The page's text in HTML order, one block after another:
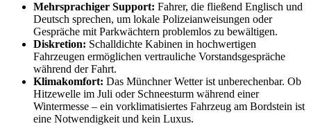
Mehrsprachiger Support: Fahrer, die fließend Englisch und
Deutsch sprechen, um lokale Polizeianweisungen oder
Gespräche mit Parkwächtern problemlos zu bewältigen.
Diskretion: Schalldichte Kabinen in hochwertigen
Fahrzeugen ermöglichen vertrauliche Vorstandsgespräche
während der Fahrt.
Klimakomfort: Das Münchner Wetter ist unberechenbar. Ob
Hitzewelle im Juli oder Schneesturm während einer
Wintermesse – ein vorklimatisiertes Fahrzeug am Bordstein ist
eine Notwendigkeit und kein Luxus.